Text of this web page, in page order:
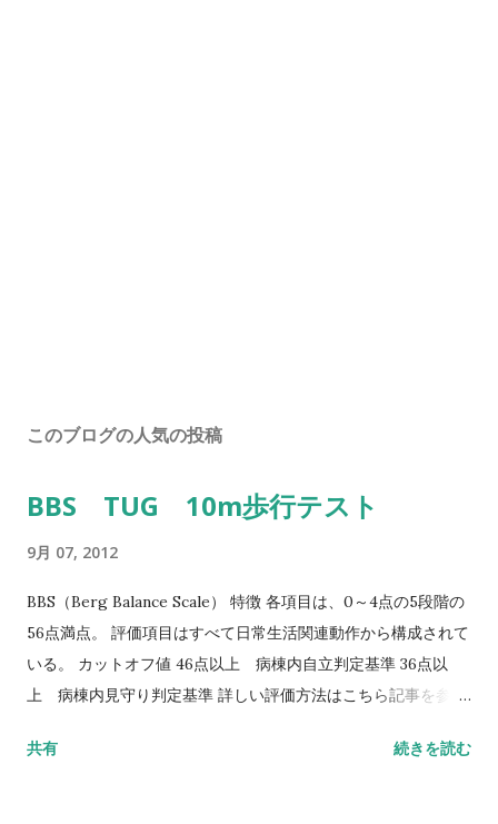
このブログの人気の投稿
BBS TUG 10m歩行テスト
9月 07, 2012
BBS（Berg Balance Scale） 特徴 各項目は、0～4点の5段階の
56点満点。 評価項目はすべて日常生活関連動作から構成されて
いる。 カットオフ値 46点以上 病棟内自立判定基準 36点以
上 病棟内見守り判定基準 詳しい評価方法はこちら記事を参照
TUG（Timed Up to Go）テスト 方法 肘掛つきの椅子から立
共有 続きを読む